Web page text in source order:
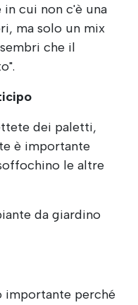
cui non c'è una
ma solo un mix
che il
dei paletti,
è importante
le altre
da giardino
importante perché